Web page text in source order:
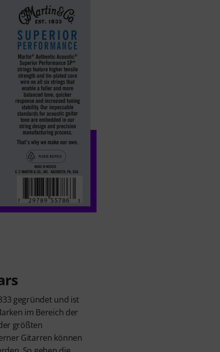
gegründet und ist
im Bereich der
größten
Gitarren können